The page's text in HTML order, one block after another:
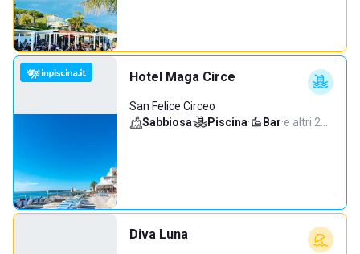
Hotel Maga Circe
San Felice Circeo
Sabbiosa· Piscina· Bar·e altri 2…
Diva Luna